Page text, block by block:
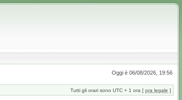
Oggi è 06/08/2026, 19:56
Tutti gli orari sono UTC + 1 ora [ ora legale ]